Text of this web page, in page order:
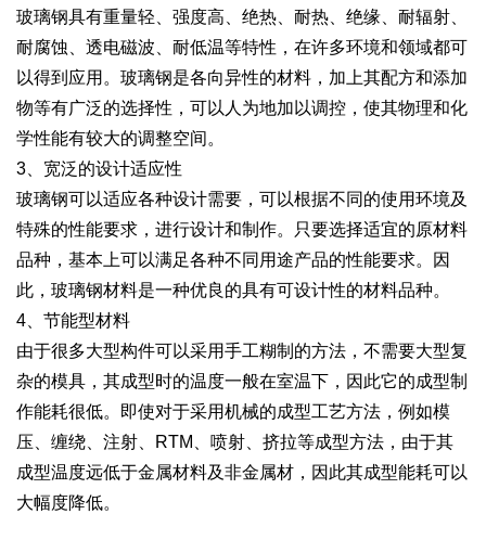
玻璃钢具有重量轻、强度高、绝热、耐热、绝缘、耐辐射、
耐腐蚀、透电磁波、耐低温等特性，在许多环境和领域都可
以得到应用。玻璃钢是各向异性的材料，加上其配方和添加
物等有广泛的选择性，可以人为地加以调控，使其物理和化
学性能有较大的调整空间。
3、宽泛的设计适应性
玻璃钢可以适应各种设计需要，可以根据不同的使用环境及
特殊的性能要求，进行设计和制作。只要选择适宜的原材料
品种，基本上可以满足各种不同用途产品的性能要求。因
此，玻璃钢材料是一种优良的具有可设计性的材料品种。
4、节能型材料
由于很多大型构件可以采用手工糊制的方法，不需要大型复
杂的模具，其成型时的温度一般在室温下，因此它的成型制
作能耗很低。即使对于采用机械的成型工艺方法，例如模
压、缠绕、注射、RTM、喷射、挤拉等成型方法，由于其
成型温度远低于金属材料及非金属材，因此其成型能耗可以
大幅度降低。